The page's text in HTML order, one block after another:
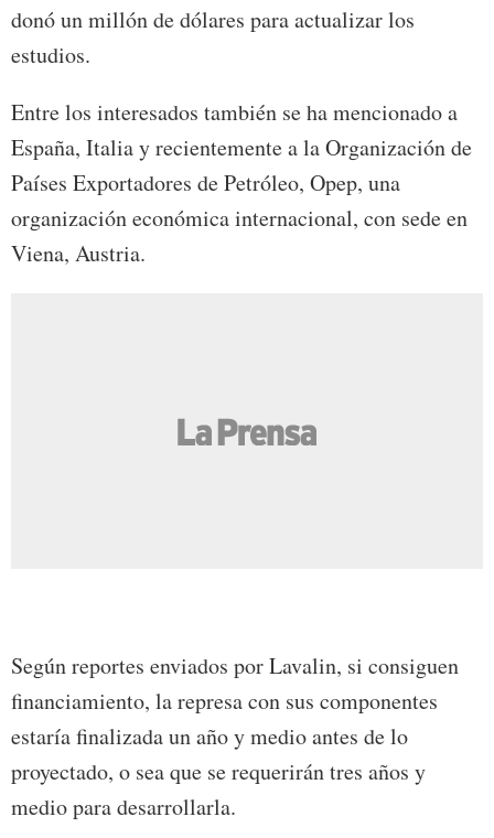
donó un millón de dólares para actualizar los
estudios.
Entre los interesados también se ha mencionado a
España, Italia y recientemente a la Organización de
Países Exportadores de Petróleo, Opep, una
organización económica internacional, con sede en
Viena, Austria.
Según reportes enviados por Lavalin, si consiguen
financiamiento, la represa con sus componentes
estaría finalizada un año y medio antes de lo
proyectado, o sea que se requerirán tres años y
medio para desarrollarla.